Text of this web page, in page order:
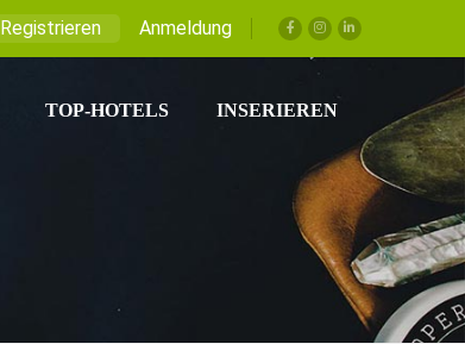
Registrieren Anmeldung
TOP-HOTELS INSERIEREN